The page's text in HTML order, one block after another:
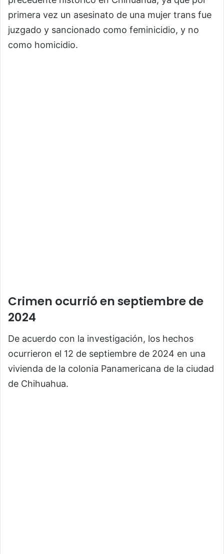
primera vez un asesinato de una mujer trans fue
juzgado y sancionado como feminicidio, y no
como homicidio.
Crimen ocurrió en septiembre de
2024
De acuerdo con la investigación, los hechos
ocurrieron el 12 de septiembre de 2024 en una
vivienda de la colonia Panamericana de la ciudad
de Chihuahua.